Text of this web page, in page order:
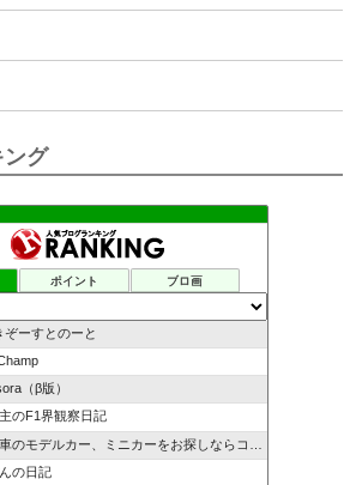
ング
ポイント ブロ画
ぞーすとのーと
（β版）
のF1界観察日記
のモデルカー、ミニカーをお探しならココ！
の日記